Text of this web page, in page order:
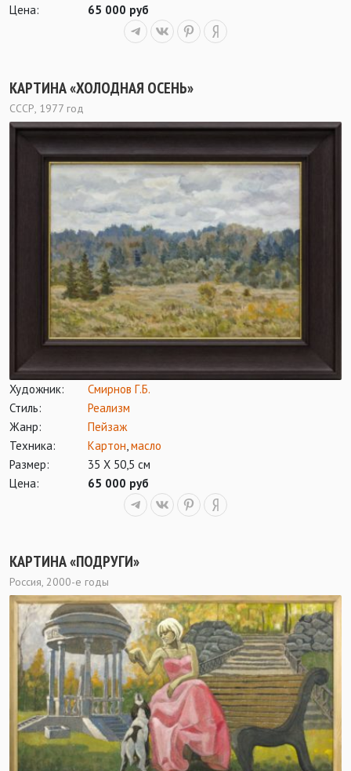
Цена:
65 000 руб
КАРТИНА «ХОЛОДНАЯ ОСЕНЬ»
СССР, 1977 год
Художник:
Смирнов Г.Б.
Стиль:
Реализм
Жанр:
Пейзаж
Техника:
Картон,масло
Размер:
35 Х 50,5 см
Цена:
65 000 руб
КАРТИНА «ПОДРУГИ»
Россия, 2000-е годы